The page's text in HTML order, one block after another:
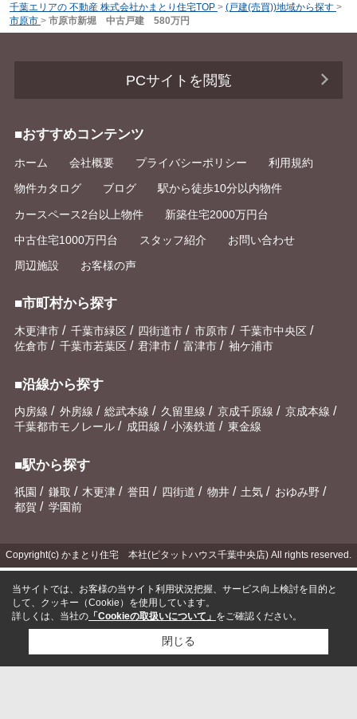
千葉エリアの 不動産 株式会社かまとり住宅TOP > (戸建(売買))地域から探す >
市原市 > 市原市新堀 中古戸建 580万円
PCサイトを閲覧
■おすすめコンテンツ
ホーム 会社概要 プライバシーポリシー 利用規約
物件カタログ ブログ 駅から徒歩10分以内物件
カースペース2台以上物件 新築住宅2000万円台
中古住宅1000万円台 スタッフ紹介 お問い合わせ
周辺施設 お客様の声
■市町村から探す
木更津市 / 千葉市緑区 / 四街道市 / 市原市 / 千葉市中央区 /
佐倉市 / 千葉市若葉区 / 君津市 / 富津市 / 袖ケ浦市
■沿線から探す
内房線 / 外房線 / 総武本線 / 久留里線 / 京成千原線 / 京成本線 /
千葉都市モノレール / 成田線 / 小湊鉄道 / 東金線
■駅から探す
祇園 / 鎌取 / 木更津 / 誉田 / 四街道 / 物井 / 土気 / おゆみ野 /
都賀 / 学園前
Copyright(c) かまとり住宅 本社(ピタットハウス千葉中央店) All rights reserved.
当サイトでは、お客様の当サイト利用状況把握、サービス向上検討を目的と
して、クッキー（Cookie）を使用しています。
詳しくは、当社の 「Cookieの取扱いについて」 をご確認ください。
閉じる